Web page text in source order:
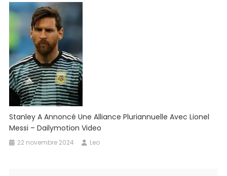
Stanley A Annoncé Une Alliance Pluriannuelle Avec Lionel
Messi – Dailymotion Video
22 novembre 2024 Leo